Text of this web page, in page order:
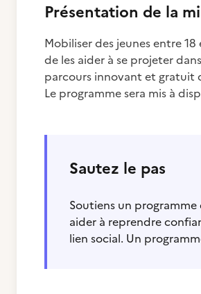
Présentation de la
Mobiliser des jeunes entre
de les aider à se projeter
parcours innovant et gratuit
Le programme sera mis à
Sautez le pas
Soutiens un
aider à reprendre
lien social. Un